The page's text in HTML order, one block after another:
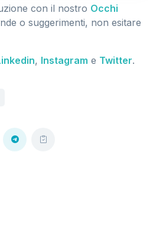
con il nostro Occhi
o suggerimenti, non esitare
, Instagram e Twitter.